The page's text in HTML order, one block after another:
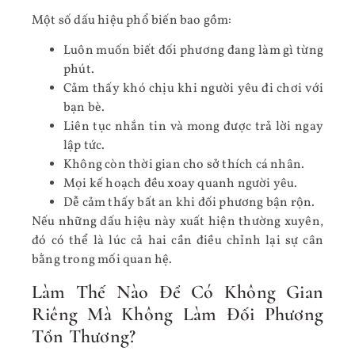
Một số dấu hiệu phổ biến bao gồm:
Luôn muốn biết đối phương đang làm gì từng
phút.
Cảm thấy khó chịu khi người yêu đi chơi với
bạn bè.
Liên tục nhắn tin và mong được trả lời ngay
lập tức.
Không còn thời gian cho sở thích cá nhân.
Mọi kế hoạch đều xoay quanh người yêu.
Dễ cảm thấy bất an khi đối phương bận rộn.
Nếu những dấu hiệu này xuất hiện thường xuyên,
đó có thể là lúc cả hai cần điều chỉnh lại sự cân
bằng trong mối quan hệ.
Làm Thế Nào Để Có Không Gian
Riêng Mà Không Làm Đối Phương
Tổn Thương?